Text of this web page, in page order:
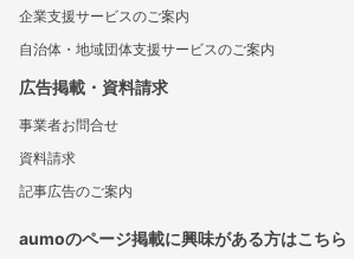
企業支援サービスのご案内
自治体・地域団体支援サービスのご案内
広告掲載・資料請求
事業者お問合せ
資料請求
記事広告のご案内
aumoのページ掲載に興味がある方はこちら